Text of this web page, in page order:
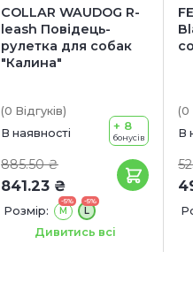
COLLAR WAUDOG R-
leash Повідець-
рулетка для собак
"Калина"
(0 Відгуків)
В наявності
885.50 ₴
841.23 ₴
+ 8
бонусів
Розмір:
-5%
М
-5%
L
Довжина: 5 м
Дивитись всі
(0
В